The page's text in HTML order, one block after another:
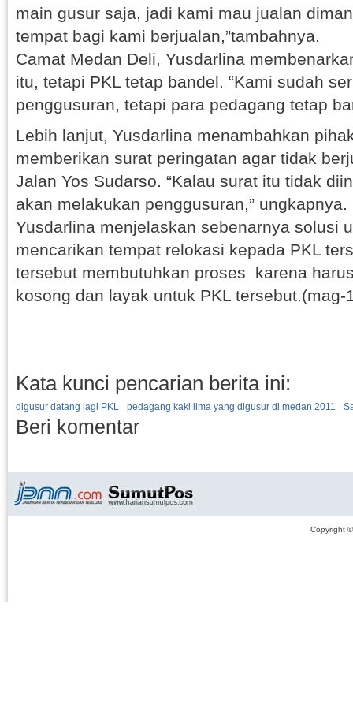
main gusur saja, jadi kami mau jualan
tempat bagi kami berjualan,”tambahnya.
Camat Medan Deli, Yusdarlina
itu, tetapi PKL tetap bandel. “Kami sudah
penggusuran, tetapi para pedagang tetap
Lebih lanjut, Yusdarlina menambahkan
memberikan surat peringatan agar tidak
Jalan Yos Sudarso. “Kalau surat itu tidak
akan melakukan penggusuran,” ungkapnya.
Yusdarlina menjelaskan sebenarnya solusi
mencarikan tempat relokasi kepada PKL
tersebut membutuhkan proses karena
kosong dan layak untuk PKL tersebut.(mag-
Kata kunci pencarian berita ini:
digusur datang lagi PKL pedagang kaki lima yang digusur di medan 2011
Beri komentar
Copyright